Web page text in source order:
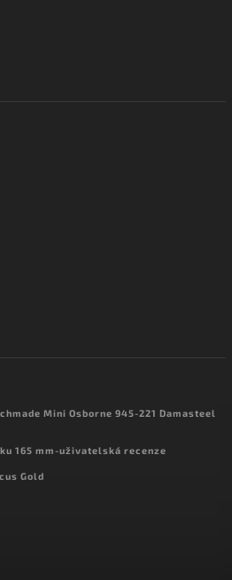
Mini Osborne 945-221 Damasteel
165 mm-uživatelská recenze
Gold